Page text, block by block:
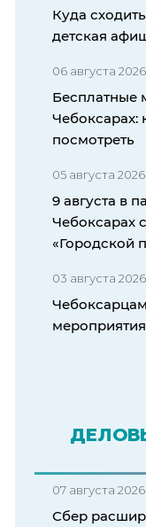
Куда
детская
06 августа 2026
Бесплатные
Чебоксарах:
посмотреть
05 августа 2026
9 августа в
Чебоксарах
«Городской
03 августа 2026
07 августа 2026
Сбер